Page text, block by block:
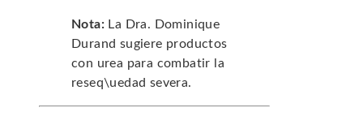
Nota: La Dra. Dominique
Durand sugiere productos
con urea para combatir la
reseq\uedad severa.